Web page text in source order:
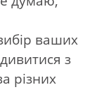
ваших
з
різних